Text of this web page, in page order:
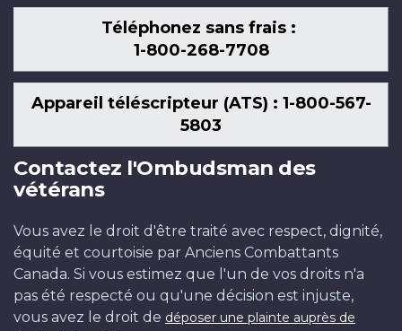
Téléphonez sans frais :
1-800-268-7708
Appareil téléscripteur (ATS) : 1-800-567-
5803
Contactez l'Ombudsman des
vétérans
Vous avez le droit d'être traité avec respect, dignité,
équité et courtoisie par Anciens Combattants
Canada. Si vous estimez que l'un de vos droits n'a
pas été respecté ou qu'une décision est injuste,
vous avez le droit de déposer une plainte auprès de